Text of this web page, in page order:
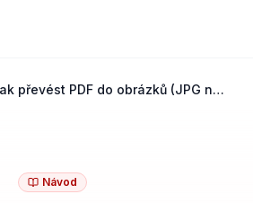
Jak převést PDF do obrázků (JPG nebo PNG)
Návod